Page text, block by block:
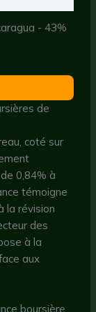
- 43%
de
coté sur
0,84% à
témoigne
la révision
des
à la
aux
boursière